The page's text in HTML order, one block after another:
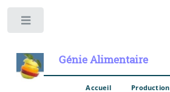
Génie Alimentaire
Accueil Production